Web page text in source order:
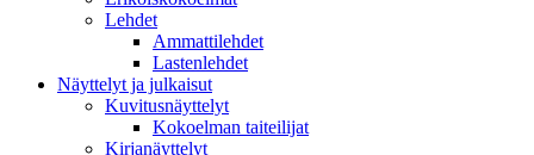
Lehdet
Ammattilehdet
Lastenlehdet
Näyttelyt ja julkaisut
Kuvitusnäyttelyt
Kokoelman taiteilijat
Kirjanäyttelyt